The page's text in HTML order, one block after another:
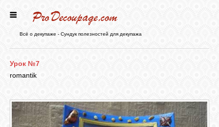
ФОРУМ
Всё о декупаже - Сундук полезностей для декупажа
Урок №7
romantik